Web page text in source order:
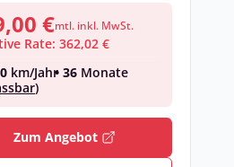
€mtl. inkl. MwSt.
Rate: 362,02 €
km/Jahr• 36 Monate
Zum Angebot